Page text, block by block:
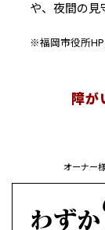
や、夜間の見
※福岡市役所HP
障が
オーナー